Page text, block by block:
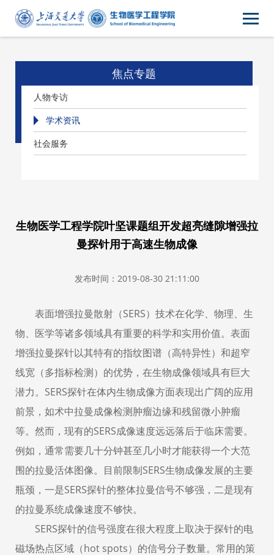
焦点专题
人物专访
学术资讯
社会服务
生物医学工程学院叶坚课题组开发超亮缝隙增强拉
曼探针用于高速生物成像
发布时间：2019-08-30 21:11:00
表面增强拉曼散射（SERS）技术在化学、物理、生
物、医学等诸多领域具有重要的科学和实用价值。表面
增强拉曼探针以其特有的指纹图谱（高特异性）和超窄
线宽（多指标检测）的优势，在生物成像领域具有巨大
潜力。SERS探针在体内生物成像方面表现出广阔的应用
前景，如术中拉曼成像检测肿瘤边缘和残留微小肿瘤
等。然而，现有的SERS成像速度远远落后于临床需要。
例如，通常需要几十分钟甚至几小时才能获得一个大范
围的拉曼活体图像。目前限制SERS生物成像发展的主要
瓶颈，一是SERS探针的整体拉曼信号不够强，二是现有
的拉曼系统成像速度不够快。
SERS探针的信号强度在很大程度上取决于探针的电
磁场热点区域（hot spots）的信号分子数量。常用的策